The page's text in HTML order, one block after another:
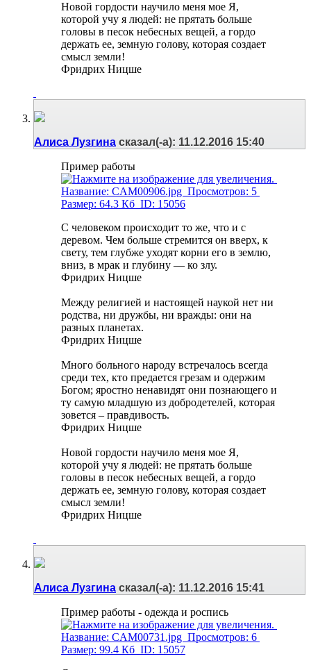
Новой гордости научило меня мое Я,
которой учу я людей: не прятать больше
головы в песок небесных вещей, а гордо
держать ее, земную голову, которая создает
смысл земли!
Фридрих Ницше
Алиса Лузгина сказал(-а): 11.12.2016 15:40
Пример работы
С человеком происходит то же, что и с
деревом. Чем больше стремится он вверх, к
свету, тем глубже уходят корни его в землю,
вниз, в мрак и глубину — ко злу.
Фридрих Ницше
Между религией и настоящей наукой нет ни
родства, ни дружбы, ни вражды: они на
разных планетах.
Фридрих Ницше
Много больного народу встречалось всегда
среди тех, кто предается грезам и одержим
Богом; яростно ненавидят они познающего и
ту самую младшую из добродетелей, которая
зовется – правдивость.
Фридрих Ницше
Новой гордости научило меня мое Я,
которой учу я людей: не прятать больше
головы в песок небесных вещей, а гордо
держать ее, земную голову, которая создает
смысл земли!
Фридрих Ницше
Алиса Лузгина сказал(-а): 11.12.2016 15:41
Пример работы - одежда и роспись